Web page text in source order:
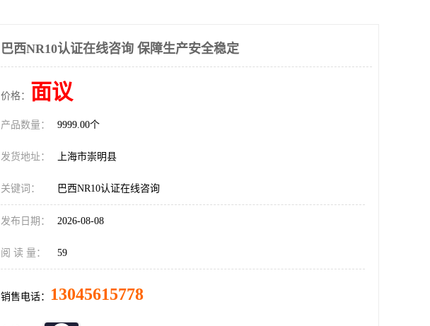
巴西NR10认证在线咨询 保障生产安全稳定
价格： 面议
产品数量： 9999.00个
发货地址： 上海市崇明县
关键词： 巴西NR10认证在线咨询
发布日期： 2026-08-08
阅 读 量： 59
销售电话： 13045615778